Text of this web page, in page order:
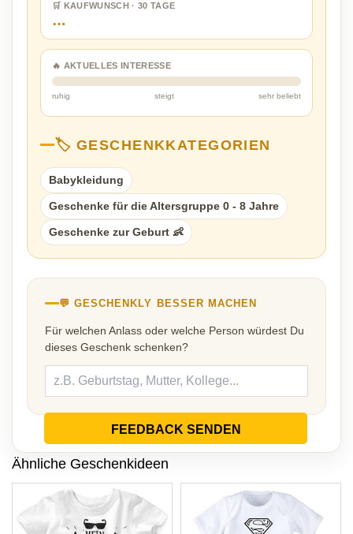
🛒 KAUFWUNSCH · 30 TAGE
…
🔥 AKTUELLES INTERESSE
ruhig steigt sehr beliebt
🏷️ GESCHENKKATEGORIEN
Babykleidung
Geschenke für die Altersgruppe 0 - 8 Jahre
Geschenke zur Geburt 👶
💬 GESCHENKLY BESSER MACHEN
Für welchen Anlass oder welche Person würdest Du
dieses Geschenk schenken?
FEEDBACK SENDEN
Ähnliche Geschenkideen